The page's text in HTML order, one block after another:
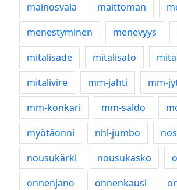
mainosvala
maittoman
menestyminen
menevyys
mitalisade
mitalisato
mitalivire
mm-jahti
mm-
mm-konkari
mm-saldo
myötäonni
nhl-jumbo
nousukärki
nousukasko
onnenjano
onnenkausi